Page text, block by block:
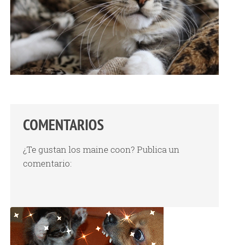
COMENTARIOS
¿Te gustan los maine coon? Publica un
comentario: